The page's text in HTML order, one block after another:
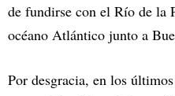
de fundirse con el Río de la
océano Atlántico junto a
Por desgracia, en los